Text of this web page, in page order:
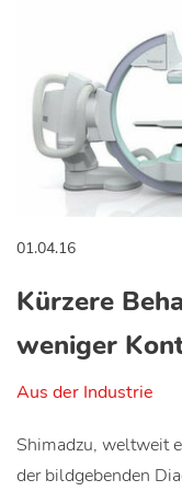
01.04.16
Kürzere
weniger
Aus der Industrie
Shimadzu, weltweit
der bildgebenden